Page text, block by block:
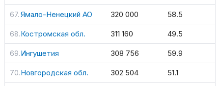
Ямало-Ненецкий АО 320 000 58.5
Костромская обл. 311 160 49.5
Ингушетия 308 756 59.9
Новгородская обл. 302 504 51.1